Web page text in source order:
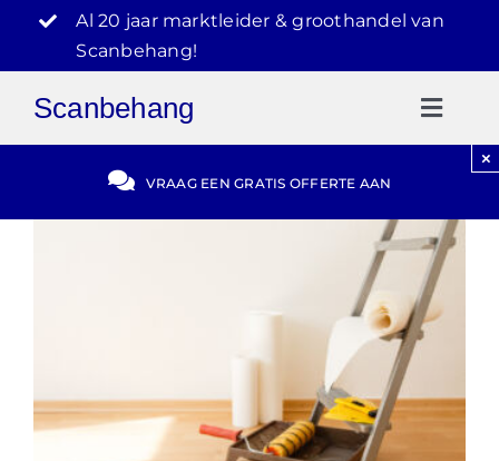
inhoud
Al 20 jaar marktleider & groothandel van
Scanbehang!
Scanbehang
Gratis Offerte
VRAAG EEN GRATIS OFFERTE AAN
×